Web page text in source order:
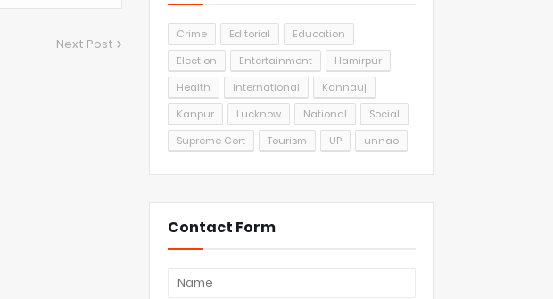
Next Post
Crime Editorial
Education
Election
Entertainment
Hamirpur
Health
International
Kannauj
Kanpur
Lucknow National
Social
Supreme Cort
Tourism UP unnao
Contact Form